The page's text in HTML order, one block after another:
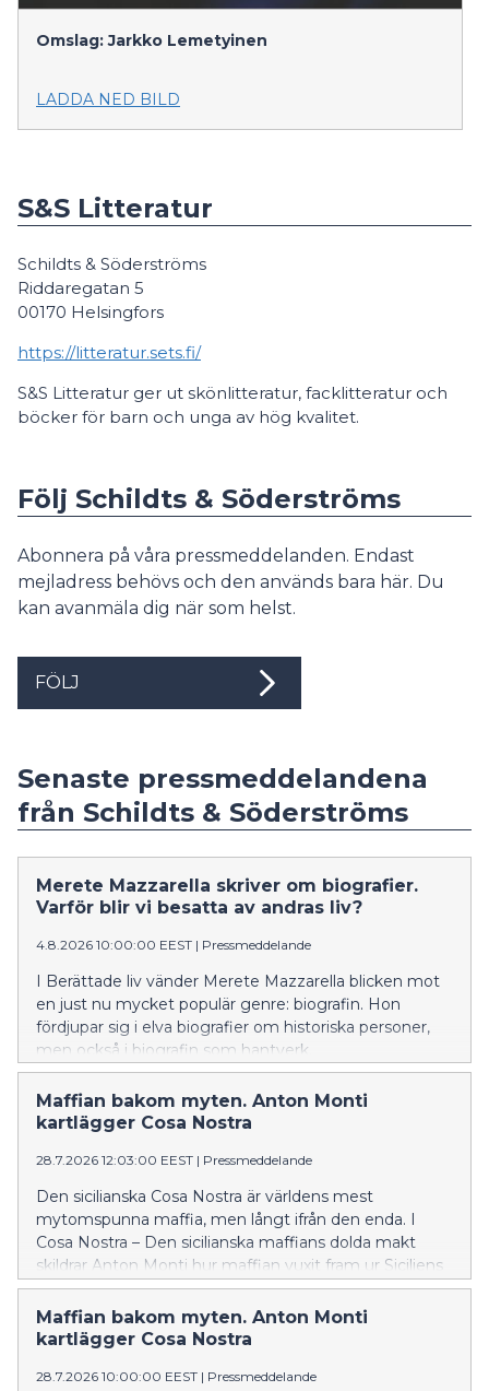
Omslag: Jarkko Lemetyinen
LADDA NED BILD
S&S Litteratur
Schildts & Söderströms
Riddaregatan 5
00170 Helsingfors
https://litteratur.sets.fi/
S&S Litteratur ger ut skönlitteratur, facklitteratur och
böcker för barn och unga av hög kvalitet.
Följ Schildts & Söderströms
Abonnera på våra pressmeddelanden. Endast
mejladress behövs och den används bara här. Du
kan avanmäla dig när som helst.
FÖLJ
Senaste pressmeddelandena
från Schildts & Söderströms
Merete Mazzarella skriver om biografier.
Varför blir vi besatta av andras liv?
4.8.2026 10:00:00 EEST | Pressmeddelande
I Berättade liv vänder Merete Mazzarella blicken mot
en just nu mycket populär genre: biografin. Hon
fördjupar sig i elva biografier om historiska personer,
men också i biografin som hantverk.
Maffian bakom myten. Anton Monti
kartlägger Cosa Nostra
28.7.2026 12:03:00 EEST | Pressmeddelande
Den sicilianska Cosa Nostra är världens mest
mytomspunna maffia, men långt ifrån den enda. I
Cosa Nostra – Den sicilianska maffians dolda makt
skildrar Anton Monti hur maffian vuxit fram ur Siciliens
historia och blivit en maktstruktur med starka band till
politik och ekonomi.
Maffian bakom myten. Anton Monti
kartlägger Cosa Nostra
28.7.2026 10:00:00 EEST | Pressmeddelande